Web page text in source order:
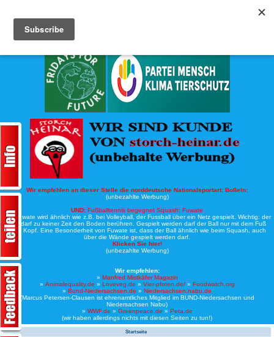
Wir empfehlen an dieser Stelle die norddeutsche Nationalsportart: Boßeln:
(unbezahlte Werbung)
UND: Fußballtennis begegnet Squash: Fuwate
Bei Fuwate wird ähnlich wie z.B. bei Volleyball, der Fussball über ein Netz gespielt. Wichtig: der
Ball darf zu keiner Zeit den Boden berühren. Gespielt werden darf der Ball nur mit dem Fuß
oder Kopf. Eine Besonderheit von Fuwate ist, dass der Ball ähnlich wie beim Squash, auch
über die Wände gespielt werden darf.
Klicken Sie hier!
(unbezahlte Werbung)
Wir empfehlen:
» Manfred Mistkäfer Magazin
» Animalequality.de » Loveveg.de » Vier-pfoten.de/» Foodwatch.org
» Bund-Niedersachsen.de » Niedersachsen.nabu.de
(Marcus Petersen-Clausen ist ehrenamtliches Mitglied im BUND-Niedersachsen und
Niedersachsen Nabu)
» WWF.de » Greenpeace.de » Peta.de
(wir haben allerdings nichts mit diesen Seiten zu tun!)
Startseite